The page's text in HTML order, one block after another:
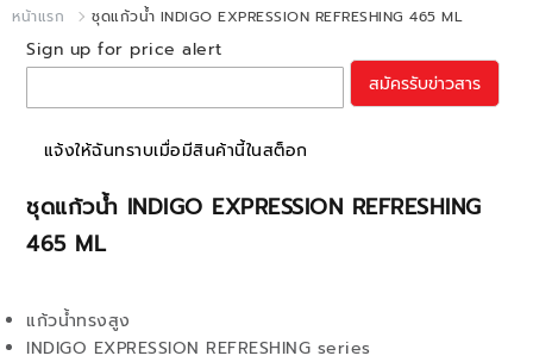
หน้าแรก ชุดแก้วน้ำ INDIGO EXPRESSION REFRESHING 465 ML
ชุดแก้วน้ำ INDIGO EXPRESSION REFRESHING
465 ML
แก้วน้ำทรงสูง
INDIGO EXPRESSION REFRESHING series
Sign up for price alert
สมัครรับข่าวสาร
แจ้งให้ฉันทราบเมื่อมีสินค้านี้ในสต็อก